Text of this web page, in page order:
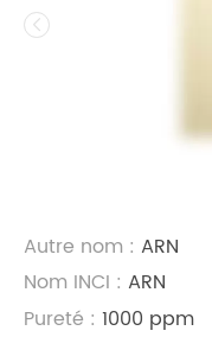
Autre nom : ARN
Nom INCI : ARN
Pureté : 1000 ppm